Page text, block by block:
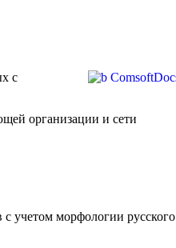
с
организации и сети
учетом морфологии русского